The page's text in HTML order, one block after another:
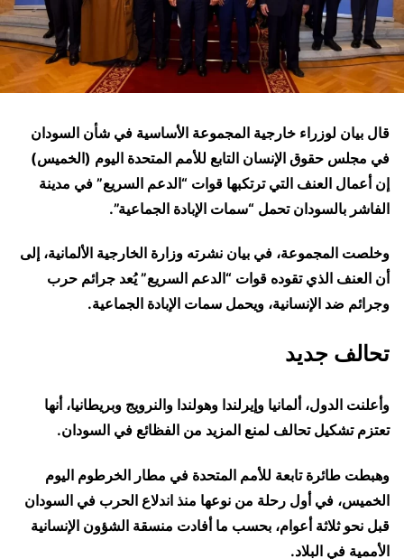
قال بيان لوزراء خارجية المجموعة ​الأساسية في شأن السودان
في مجلس حقوق الإنسان التابع للأمم المتحدة اليوم (الخميس)
‌إن أعمال ‌العنف ​التي ‌ترتكبها ⁠قوات “الدعم السريع” في ⁠مدينة
الفاشر بالسودان تحمل “سمات الإبادة الجماعية”.
وخلصت المجموعة، في ⁠بيان نشرته وزارة ‌الخارجية ‌الألمانية، ​إلى
أن ‌العنف الذي ‌تقوده قوات “الدعم السريع” يُعد جرائم حرب
وجرائم ‌ضد الإنسانية، ويحمل سمات الإبادة الجماعية.
تحالف جديد
وأعلنت ⁠الدول، ⁠ألمانيا وإيرلندا وهولندا والنرويج وبريطانيا، أنها
تعتزم تشكيل تحالف لمنع المزيد من الفظائع في السودان.
وهبطت طائرة تابعة للأمم المتحدة في مطار الخرطوم اليوم
الخميس، في أول رحلة من نوعها منذ اندلاع الحرب في السودان
قبل نحو ثلاثة أعوام، بحسب ما أفادت منسقة الشؤون الإنسانية
الأممية في البلاد.